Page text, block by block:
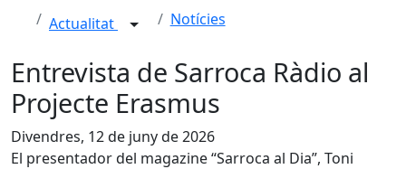
Actualitat Notícies
Entrevista de Sarroca Ràdio al
Projecte Erasmus
Divendres, 12 de juny de 2026
El presentador del magazine “Sarroca al Dia”, Toni